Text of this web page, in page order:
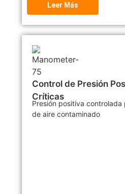
Leer Más
Control de Presión
Críticas
Presión positiva
de aire contaminado